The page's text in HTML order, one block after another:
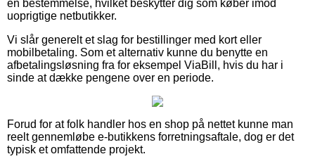
en bestemmelse, hvilket beskytter dig som køber imod
uoprigtige netbutikker.
Vi slår generelt et slag for bestillinger med kort eller
mobilbetaling. Som et alternativ kunne du benytte en
afbetalingsløsning fra for eksempel ViaBill, hvis du har i
sinde at dække pengene over en periode.
Forud for at folk handler hos en shop på nettet kunne man
reelt gennemløbe e-butikkens forretningsaftale, dog er det
typisk et omfattende projekt.